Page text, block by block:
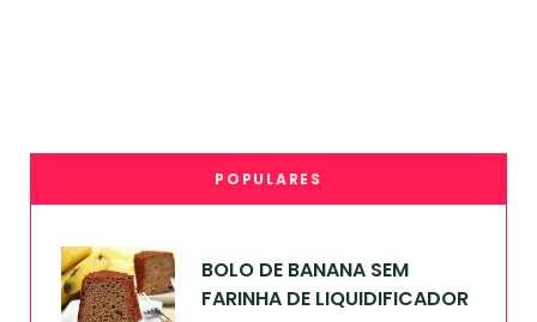
POPULARES
BOLO DE BANANA SEM
FARINHA DE LIQUIDIFICADOR